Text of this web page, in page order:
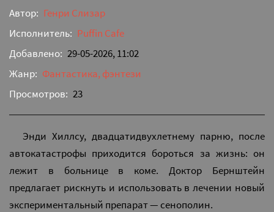
Автор: Генри Слизар
Исполнитель: Puffin Cafe
Добавлено: 29-05-2026, 11:02
Жанр: Фантастика, фэнтези
Просмотров: 23
Энди Хиллсу, двадцатидвухлетнему парню, после
автокатастрофы приходится бороться за жизнь: он
лежит в больнице в коме. Доктор Бернштейн
предлагает рискнуть и использовать в лечении новый
экспериментальный препарат — сенополин.